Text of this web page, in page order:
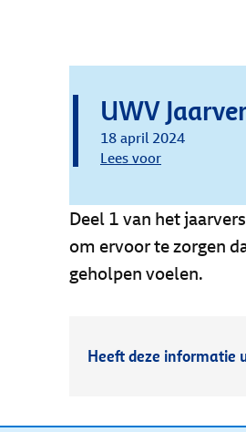
UWV
18 april 2024
Lees voor
Deel 1 van het
om ervoor te zorgen
geholpen voelen.
Heeft deze informatie